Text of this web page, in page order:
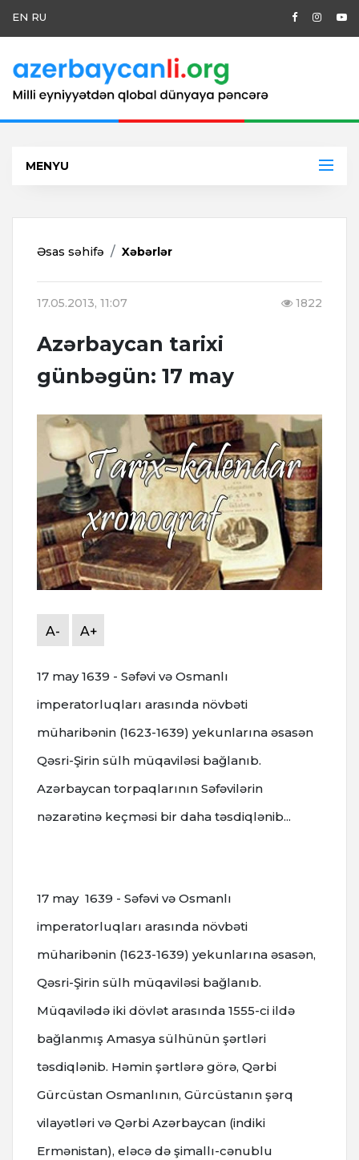
EN RU
MENYU
Əsas səhifə Xəbərlər
17.05.2013, 11:07 1822
Azərbaycan tarixi
günbəgün: 17 may
A- A+
17 may 1639 - Səfəvi və Osmanlı
imperatorluqları arasında növbəti
müharibənin (1623-1639) yekunlarına əsasən
Qəsri-Şirin sülh müqaviləsi bağlanıb.
Azərbaycan torpaqlarının Səfəvilərin
nəzarətinə keçməsi bir daha təsdiqlənib...
17 may 1639 - Səfəvi və Osmanlı
imperatorluqları arasında növbəti
müharibənin (1623-1639) yekunlarına əsasən,
Qəsri-Şirin sülh müqaviləsi bağlanıb.
Müqavilədə iki dövlət arasında 1555-ci ildə
bağlanmış Amasya sülhünün şərtləri
təsdiqlənib. Həmin şərtlərə görə, Qərbi
Gürcüstan Osmanlının, Gürcüstanın şərq
vilayətləri və Qərbi Azərbaycan (indiki
Ermənistan), eləcə də şimallı-cənublu